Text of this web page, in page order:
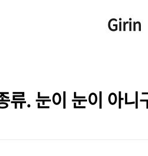
Girin
류. 눈이 눈이 아니